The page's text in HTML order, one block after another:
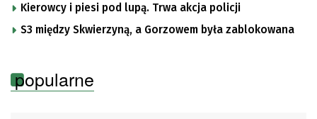
Kierowcy i piesi pod lupą. Trwa akcja policji
S3 między Skwierzyną, a Gorzowem była zablokowana
popularne